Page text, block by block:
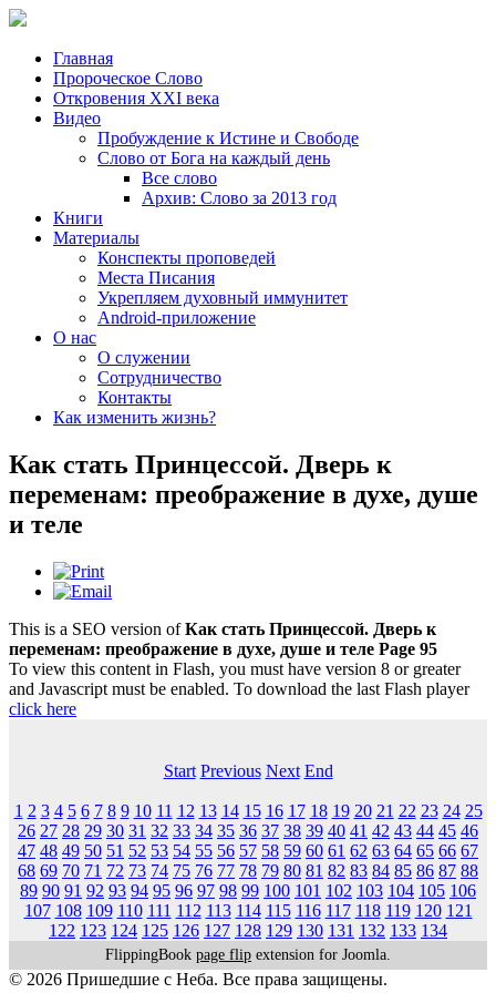
Главная
Пророческое Слово
Откровения ХХІ века
Видео
Пробуждение к Истине и Свободе
Слово от Бога на каждый день
Все слово
Архив: Слово за 2013 год
Книги
Материалы
Конспекты проповедей
Места Писания
Укрепляем духовный иммунитет
Android-приложение
О нас
О служении
Сотрудничество
Контакты
Как изменить жизнь?
Как стать Принцессой. Дверь к
переменам: преображение в духе, душе
и теле
This is a SEO version ofКак стать Принцессой. Дверь к
переменам: преображение в духе, душе и теле Page 95
To view this content in Flash, you must have version 8 or greater
and Javascript must be enabled. To download the last Flash player
click here
Start Previous Next End
1 2 3 4 5 6 7 8 9 10 11 12 13 14 15 16 17 18 19 20 21 22 23 24 25
26 27 28 29 30 31 32 33 34 35 36 37 38 39 40 41 42 43 44 45 46
47 48 49 50 51 52 53 54 55 56 57 58 59 60 61 62 63 64 65 66 67
68 69 70 71 72 73 74 75 76 77 78 79 80 81 82 83 84 85 86 87 88
89 90 91 92 93 94 95 96 97 98 99 100 101 102 103 104 105 106
107 108 109 110 111 112 113 114 115 116 117 118 119 120 121
122 123 124 125 126 127 128 129 130 131 132 133 134
FlippingBook page flip extension for Joomla.
© 2026 Пришедшие с Неба. Все права защищены.